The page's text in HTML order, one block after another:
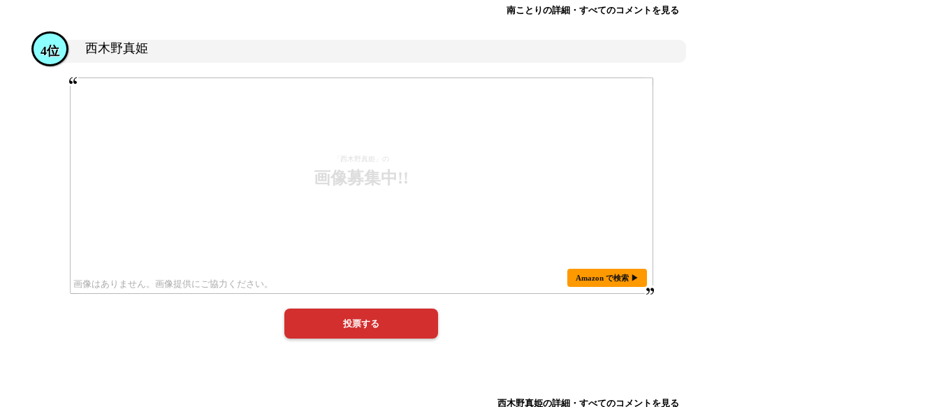
南ことりの詳細・すべてのコメントを見る
西木野真姫
4位
「西木野真姫」の
画像募集中!!
Amazon で検索 ▶
西木野真姫の詳細・すべてのコメントを見る